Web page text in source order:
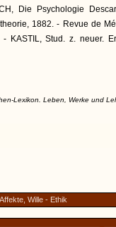
Die Psychologie
1882. - Revue de
KASTIL, Stud. z. neuer.
Lexikon. Leben, Werke und
Wille - Ethik